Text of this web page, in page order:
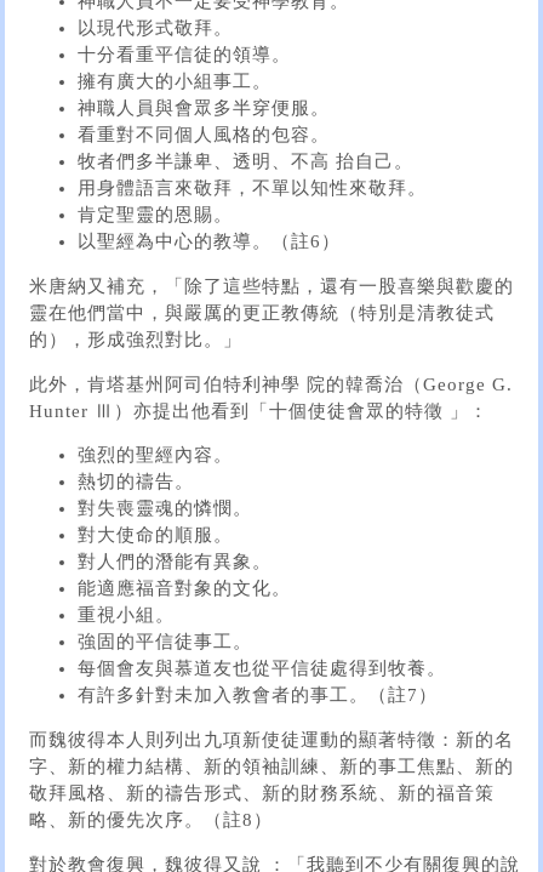
以現代形式敬拜。
十分看重平信徒的領導。
擁有廣大的小組事工。
神職人員與會眾多半穿便服。
看重對不同個人風格的包容。
牧者們多半謙卑、透明、不高 抬自己。
用身體語言來敬拜，不單以知性來敬拜。
肯定聖靈的恩賜。
以聖經為中心的教導。（註6）
米唐納又補充，「除了這些特點，還有一股喜樂與歡慶的
靈在他們當中，與嚴厲的更正教傳統（特別是清教徒式
的），形成強烈對比。」
此外，肯塔基州阿司伯特利神學 院的韓喬治（George G.
Hunter Ⅲ）亦提出他看到「十個使徒會眾的特徵 」：
強烈的聖經內容。
熱切的禱告。
對失喪靈魂的憐憫。
對大使命的順服。
對人們的潛能有異象。
能適應福音對象的文化。
重視小組。
強固的平信徒事工。
每個會友與慕道友也從平信徒處得到牧養。
有許多針對未加入教會者的事工。（註7）
而魏彼得本人則列出九項新使徒運動的顯著特徵：新的名
字、新的權力結構、新的領袖訓練、新的事工焦點、新的
敬拜風格、新的禱告形式、新的財務系統、新的福音策
略、新的優先次序。（註8）
對於教會復興，魏彼得又說 ：「我聽到不少有關復興的說